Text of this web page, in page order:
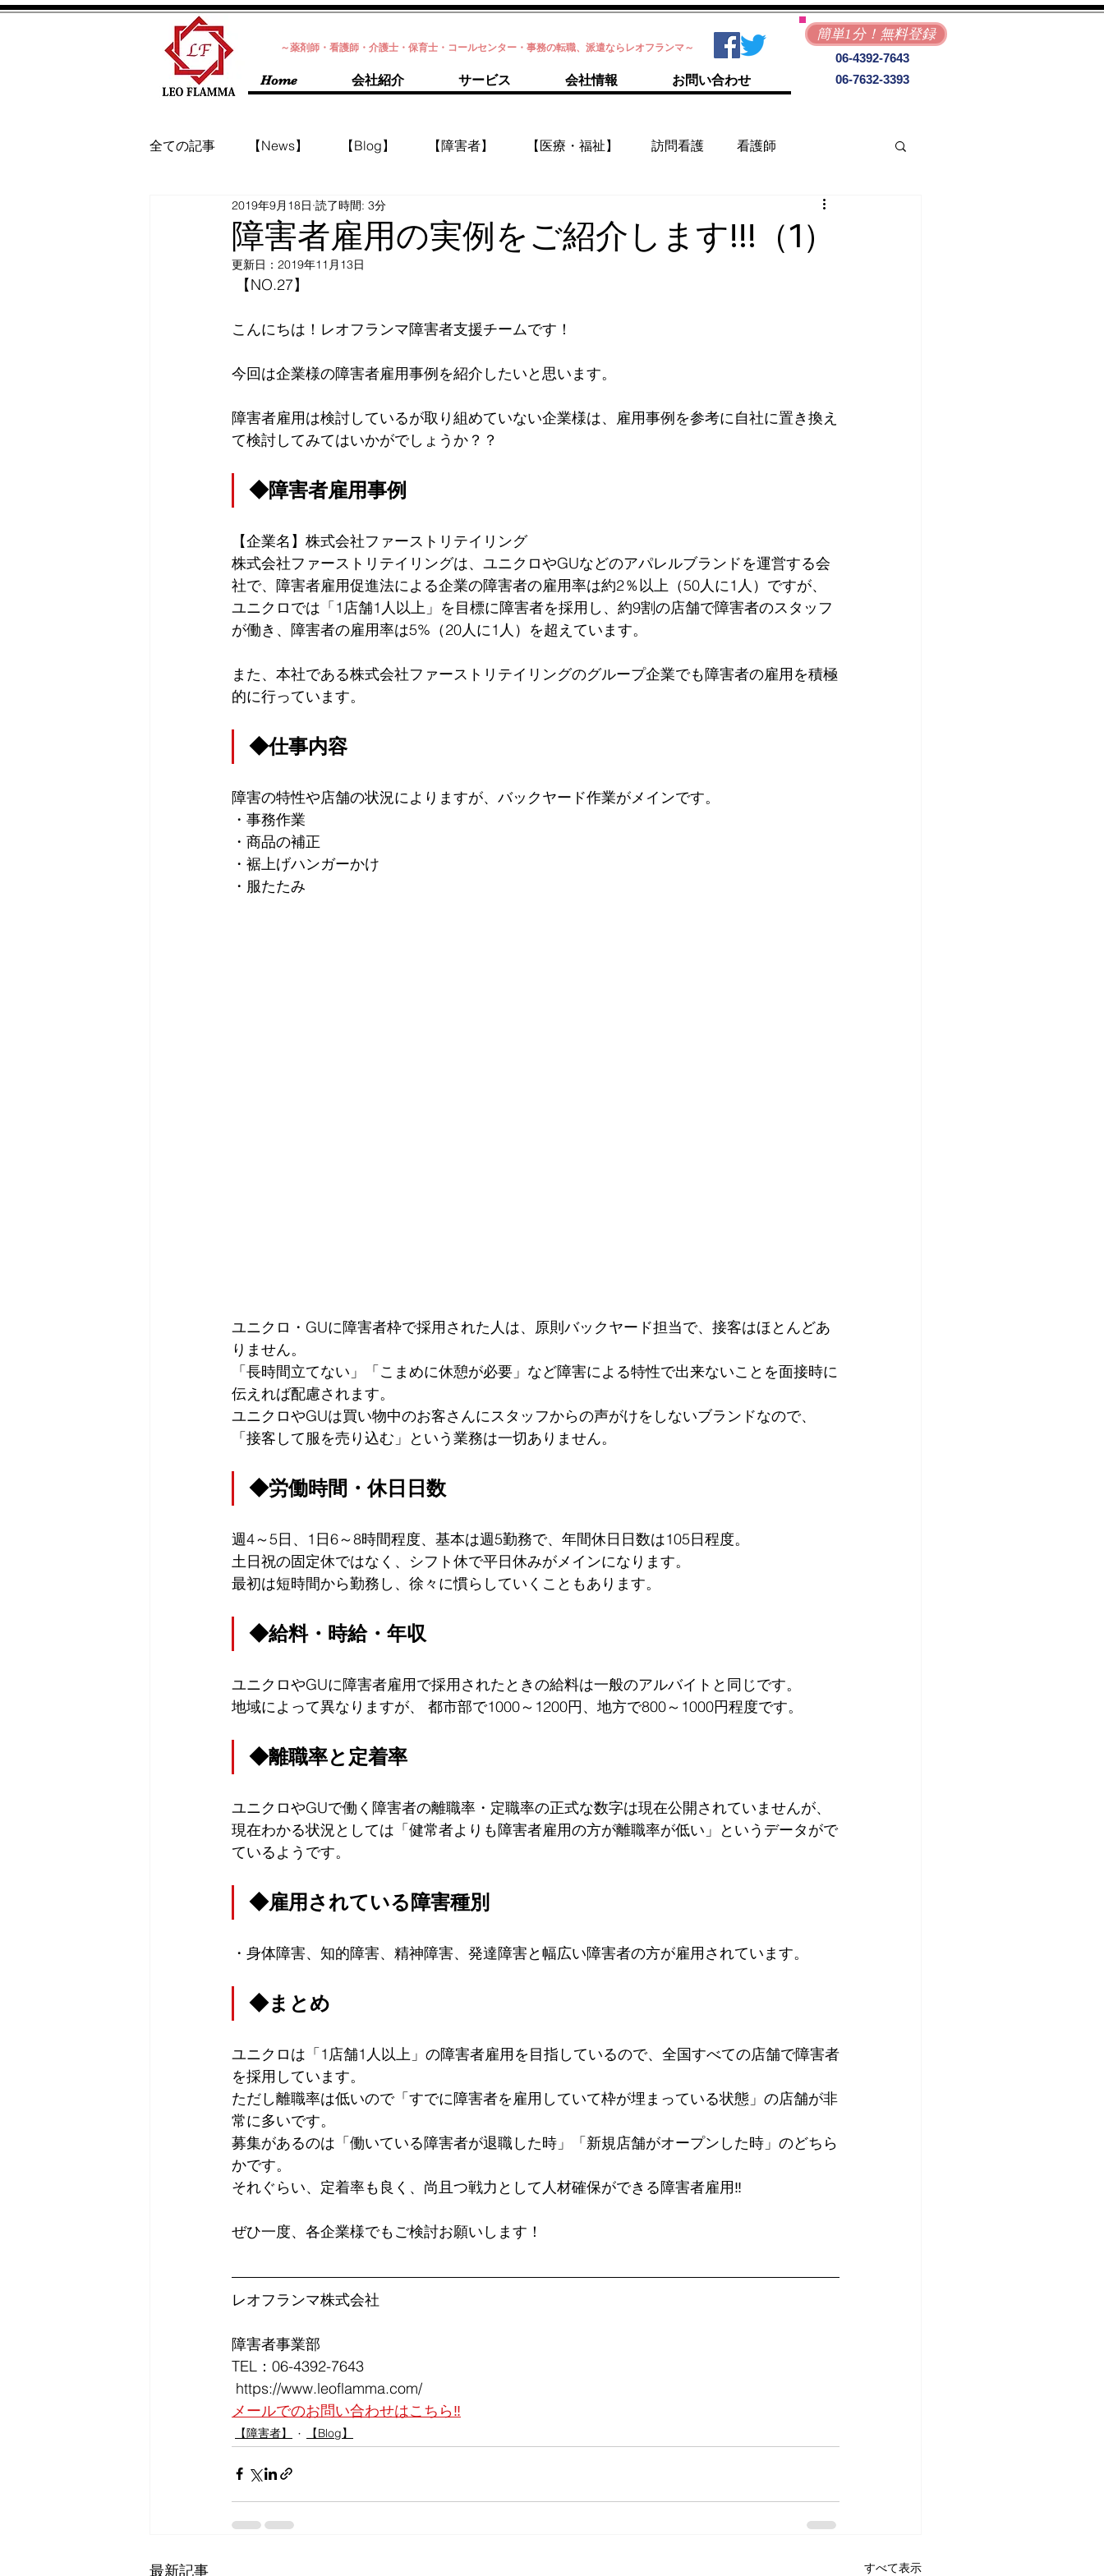
～薬剤師・看護師・介護士・保育士・コールセンター・事務の転職、派遣ならレオフランマ～
Home 会社紹介 サービス 会社情報 お問い合わせ
06-4392-7643
06-7632-3393
簡単1分！無料登録
全ての記事 【News】 【Blog】 【障害者】 【医療・福祉】 訪問看護 看護師
障害者雇用の実例をご紹介します!!!（1）
2019年9月18日 読了時間: 3分
更新日： 2019年11月13日
【NO.27】
こんにちは！レオフランマ障害者支援チームです！
今回は企業様の障害者雇用事例を紹介したいと思います。
障害者雇用は検討しているが取り組めていない企業様は、雇用事例を参考に自社に置き換え
て検討してみてはいかがでしょうか？？
◆障害者雇用事例
【企業名】株式会社ファーストリテイリング
株式会社ファーストリテイリングは、ユニクロやGUなどのアパレルブランドを運営する会
社で、障害者雇用促進法による企業の障害者の雇用率は約2％以上（50人に1人）ですが、
ユニクロでは「1店舗1人以上」を目標に障害者を採用し、約9割の店舗で障害者のスタッフ
が働き、障害者の雇用率は5%（20人に1人）を超えています。
また、本社である株式会社ファーストリテイリングのグループ企業でも障害者の雇用を積極
的に行っています。
◆仕事内容
障害の特性や店舗の状況によりますが、バックヤード作業がメインです。
・事務作業
・商品の補正
・裾上げハンガーかけ
・服たたみ
ユニクロ・GUに障害者枠で採用された人は、原則バックヤード担当で、接客はほとんどあ
りません。
「長時間立てない」「こまめに休憩が必要」など障害による特性で出来ないことを面接時に
伝えれば配慮されます。
ユニクロやGUは買い物中のお客さんにスタッフからの声がけをしないブランドなので、
「接客して服を売り込む」という業務は一切ありません。
◆労働時間・休日日数
週4～5日、1日6～8時間程度、基本は週5勤務で、年間休日日数は105日程度。
土日祝の固定休ではなく、シフト休で平日休みがメインになります。
最初は短時間から勤務し、徐々に慣らしていくこともあります。
◆給料・時給・年収
ユニクロやGUに障害者雇用で採用されたときの給料は一般のアルバイトと同じです。
地域によって異なりますが、 都市部で1000～1200円、地方で800～1000円程度です。
◆離職率と定着率
ユニクロやGUで働く障害者の離職率・定職率の正式な数字は現在公開されていませんが、
現在わかる状況としては「健常者よりも障害者雇用の方が離職率が低い」というデータがで
ているようです。
◆雇用されている障害種別
・身体障害、知的障害、精神障害、発達障害と幅広い障害者の方が雇用されています。
◆まとめ
ユニクロは「1店舗1人以上」の障害者雇用を目指しているので、全国すべての店舗で障害者
を採用しています。
ただし離職率は低いので「すでに障害者を雇用していて枠が埋まっている状態」の店舗が非
常に多いです。
募集があるのは「働いている障害者が退職した時」「新規店舗がオープンした時」のどちら
かです。
それぐらい、定着率も良く、尚且つ戦力として人材確保ができる障害者雇用‼
ぜひ一度、各企業様でもご検討お願いします！
レオフランマ株式会社
障害者事業部
TEL：06-4392-7643
https://www.leoflamma.com/
メールでのお問い合わせはこちら‼
【障害者】 【Blog】
最新記事 すべて表示